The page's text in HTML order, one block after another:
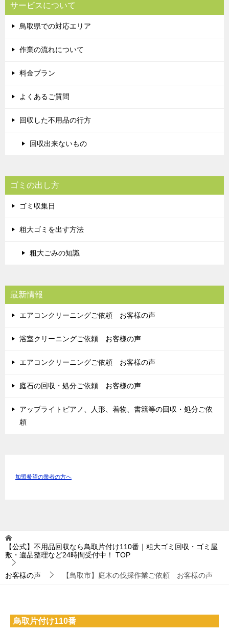
サービスについて
鳥取県での対応エリア
作業の流れについて
料金プラン
よくあるご質問
回収した不用品の行方
回収出来ないもの
ゴミの出し方
ゴミ収集日
粗大ゴミを出す方法
粗大ごみの知識
最新情報
エアコンクリーニングご依頼 お客様の声
浴室クリーニングご依頼 お客様の声
エアコンクリーニングご依頼 お客様の声
庭石の回収・処分ご依頼 お客様の声
アップライトピアノ、人形、着物、書籍等の回収・処分ご依
頼
加盟希望の業者の方へ
【公式】不用品回収なら鳥取片付け110番｜粗大ゴミ回収・ゴミ屋
敷・遺品整理など24時間受付中！
TOP
お客様の声 【鳥取市】庭木の伐採作業ご依頼 お客様の声
鳥取片付け110番